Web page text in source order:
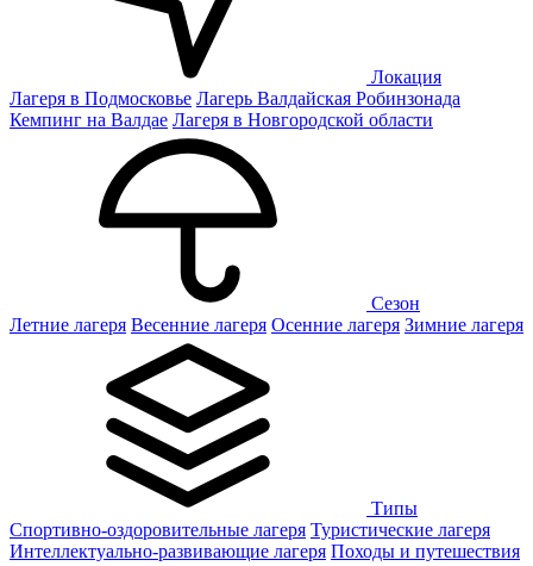
Локация
Лагеря в Подмосковье Лагерь Валдайская Робинзонада
Кемпинг на Валдае Лагеря в Новгородской области
Сезон
Летние лагеря Весенние лагеря Осенние лагеря Зимние лагеря
Типы
Спортивно-оздоровительные лагеря Туристические лагеря
Интеллектуально-развивающие лагеря Походы и путешествия